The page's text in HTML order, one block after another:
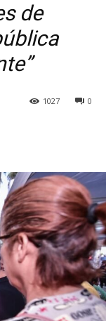
de
0
1027